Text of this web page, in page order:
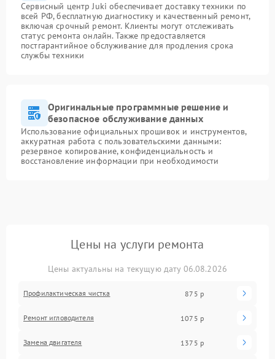
Сервисный центр Juki обеспечивает доставку техники по
всей РФ, бесплатную диагностику и качественный ремонт,
включая срочный ремонт. Клиенты могут отслеживать
статус ремонта онлайн. Также предоставляется
постгарантийное обслуживание для продления срока
службы техники
Оригинальные программные решение и
безопасное обслуживание данных
Использование официальных прошивок и инструментов,
аккуратная работа с пользовательскими данными:
резервное копирование, конфиденциальность и
восстановление информации при необходимости
Цены на услуги ремонта
Цены актуальны на текущую дату 06.08.2026
Профилактическая чистка 875 р
Ремонт игловодителя 1075 р
Замена двигателя 1375 р